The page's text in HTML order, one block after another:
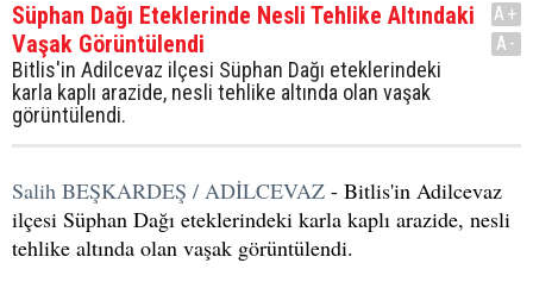
Süphan Dağı Eteklerinde Nesli Tehlike Altındaki
Vaşak Görüntülendi
Bitlis'in Adilcevaz ilçesi Süphan Dağı eteklerindeki
karla kaplı arazide, nesli tehlike altında olan vaşak
görüntülendi.
A+
A-
Salih BEŞKARDEŞ / ADİLCEVAZ - Bitlis'in Adilcevaz
ilçesi Süphan Dağı eteklerindeki karla kaplı arazide, nesli
tehlike altında olan vaşak görüntülendi.